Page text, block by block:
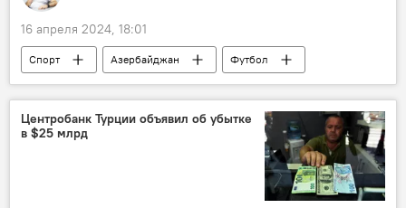
16 апреля 2024, 18:01
Спорт Азербайджан
Футбол
АФФА
ФК "Иреван"
ФИФА
премьер-лига
УЕФА
Центробанк Турции объявил об убытке
в $25 млрд